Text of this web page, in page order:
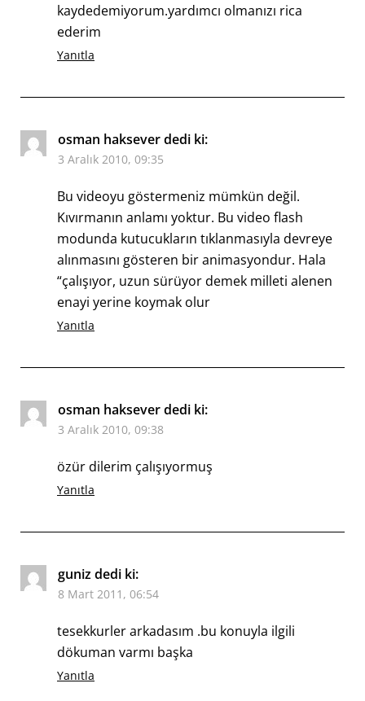
kaydedemiyorum.yardımcı olmanızı rica
ederim
Yanıtla
osman hakseverdedi ki:
3 Aralık 2010, 09:35
Bu videoyu göstermeniz mümkün değil.
Kıvırmanın anlamı yoktur. Bu video flash
modunda kutucukların tıklanmasıyla devreye
alınmasını gösteren bir animasyondur. Hala
“çalışıyor, uzun sürüyor demek milleti alenen
enayi yerine koymak olur
Yanıtla
osman hakseverdedi ki:
3 Aralık 2010, 09:38
özür dilerim çalışıyormuş
Yanıtla
gunizdedi ki:
8 Mart 2011, 06:54
tesekkurler arkadasım .bu konuyla ilgili
dökuman varmı başka
Yanıtla